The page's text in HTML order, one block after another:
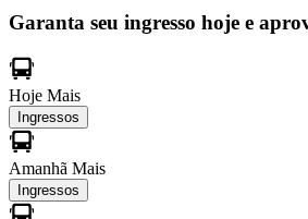
Garanta seu ingresso hoje e
Hoje Mais
Ingressos
Amanhã Mais
Ingressos